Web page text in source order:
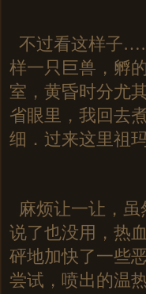
不过看这样子
样一只巨兽，孵
室，黄昏时分尤
省眼里，我回去
细．过来这里祖玛
麻烦让一让，
说了也没用，热
砰地加快了一些
尝试，喷出的温